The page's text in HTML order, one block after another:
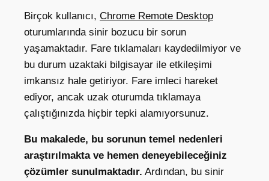
Birçok kullanıcı, Chrome Remote Desktop
oturumlarında sinir bozucu bir sorun
yaşamaktadır. Fare tıklamaları kaydedilmiyor ve
bu durum uzaktaki bilgisayar ile etkileşimi
imkansız hale getiriyor. Fare imleci hareket
ediyor, ancak uzak oturumda tıklamaya
çalıştığınızda hiçbir tepki alamıyorsunuz.
Bu makalede, bu sorunun temel nedenleri
araştırılmakta ve hemen deneyebileceğiniz
çözümler sunulmaktadır. Ardından, bu sinir